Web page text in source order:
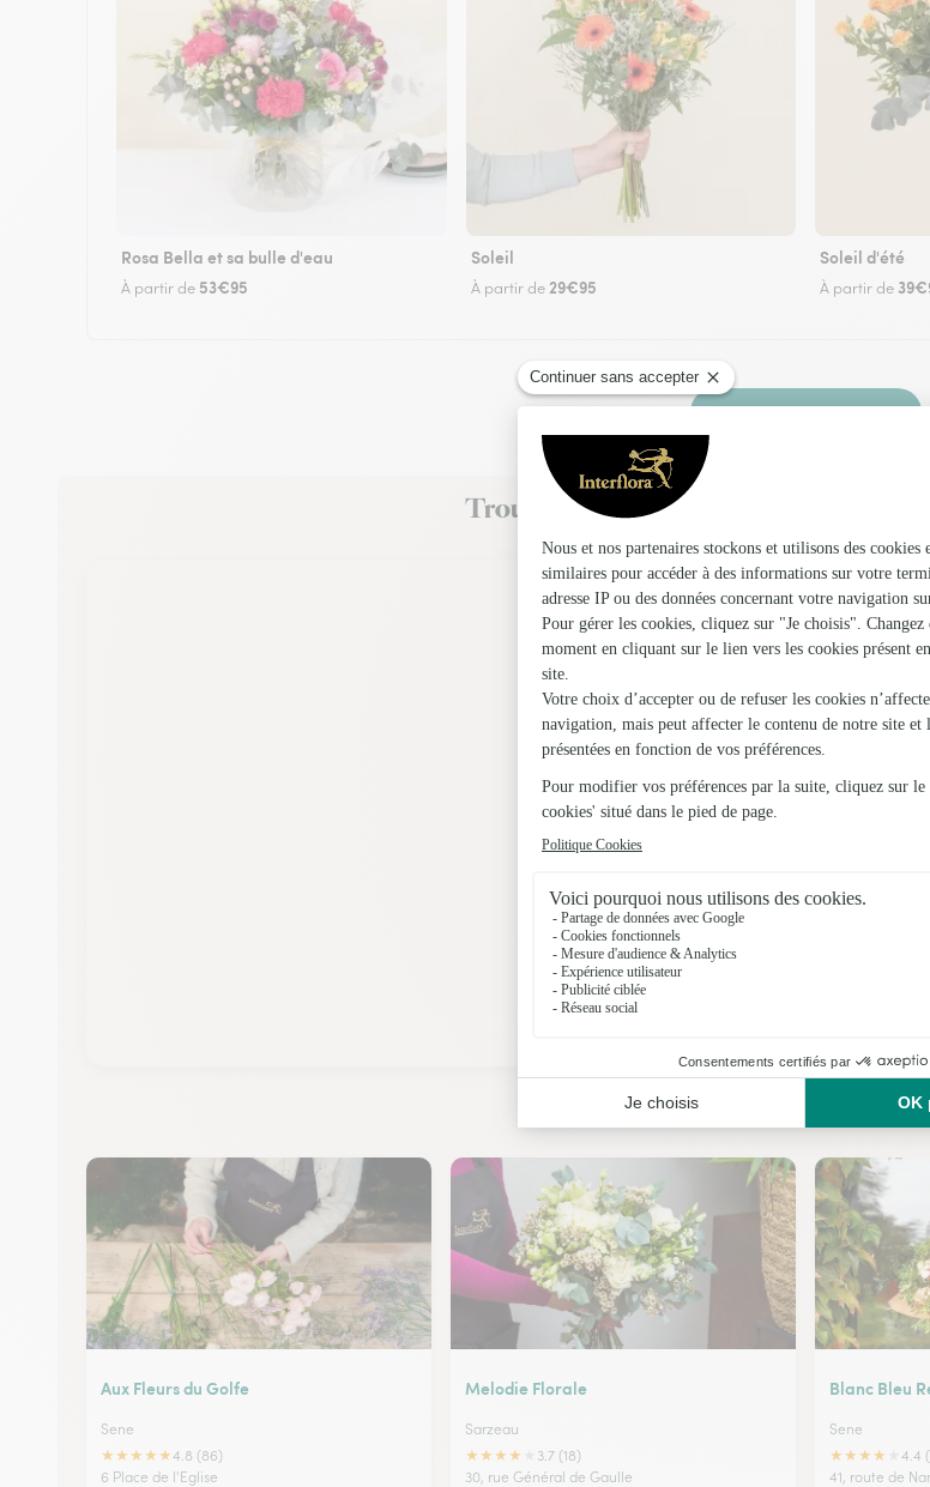
Rosa Bella et sa bulle d'eau
À partir de 53€95
Soleil
À partir de 29€95
Soleil d'été
À partir de
Faire livrer des fleurs
Trouvez un fleuriste Interflora au Hézo
Nos fleuristes au Hézo
Aux Fleurs du Golfe
Sene
★★★★★4.8 (86)
6 Place de l'Eglise
Melodie Florale
Sarzeau
★★★★
3.7 (18)
30, rue Général de Gaulle
Blanc Bleu
Sene
★★★★
4.4
41, route de